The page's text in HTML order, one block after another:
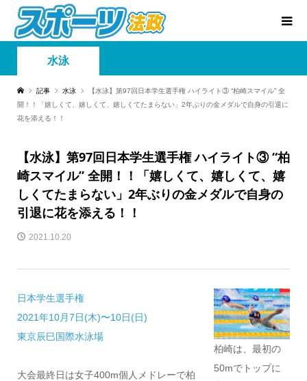
水泳
記事 水泳
【水泳】第97回日本学生選手権 ハイライト③ “柏崎スマイル” 全
開！！「嬉しくて、嬉しくて、嬉しくてたまらない」2年ぶりの金メダルで自身の引退に
花を添える！！
【水泳】第97回日本学生選手権 ハイライト③ “柏
崎スマイル” 全開！！「嬉しくて、嬉しくて、嬉
しくてたまらない」2年ぶりの金メダルで自身の
引退に花を添える！！
2021.10.20
日本学生選手権
2021年10月7日(木)〜10日(日)
東京辰巳国際水泳場
大会最終日は女子400m個人メドレーで柏
柏崎は、最初の
50mでトップに